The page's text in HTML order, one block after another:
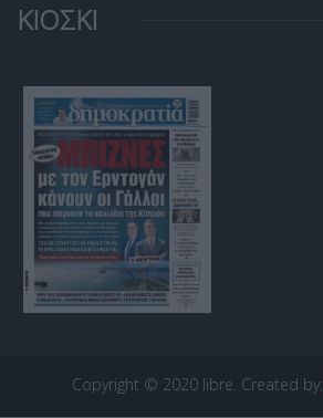
ΚΙΟΣΚΙ
Copyright © 2020 libre. Created by: